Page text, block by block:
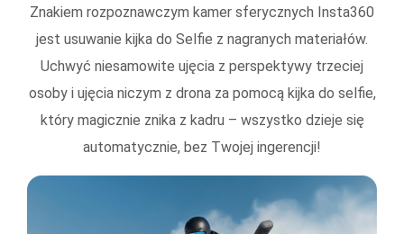
Znakiem rozpoznawczym kamer sferycznych Insta360
jest usuwanie kijka do Selfie z nagranych materiałów.
Uchwyć niesamowite ujęcia z perspektywy trzeciej
osoby i ujęcia niczym z drona za pomocą kijka do selfie,
który magicznie znika z kadru – wszystko dzieje się
automatycznie, bez Twojej ingerencji!